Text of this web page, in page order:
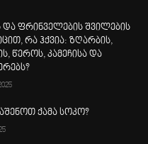
და ფრინველების შვილების
რა ჰქვია: ზღარბის,
წეროს, კამეჩისა და
ქამა სოკო?